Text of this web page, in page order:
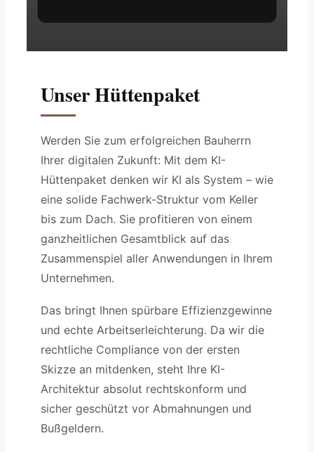
Unser Hüttenpaket
Werden Sie zum erfolgreichen Bauherrn
Ihrer digitalen Zukunft: Mit dem KI-
Hüttenpaket denken wir KI als System – wie
eine solide Fachwerk-Struktur vom Keller
bis zum Dach. Sie profitieren von einem
ganzheitlichen Gesamtblick auf das
Zusammenspiel aller Anwendungen in Ihrem
Unternehmen.
Das bringt Ihnen spürbare Effizienzgewinne
und echte Arbeitserleichterung. Da wir die
rechtliche Compliance von der ersten
Skizze an mitdenken, steht Ihre KI-
Architektur absolut rechtskonform und
sicher geschützt vor Abmahnungen und
Bußgeldern.